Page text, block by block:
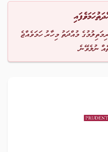
މުއްދަތު މިހާރު ހަމަވެއްޖެ
ނުލެވޭނެ.